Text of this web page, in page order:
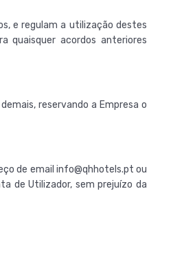
e regulam a utilização destes
quaisquer acordos anteriores
reservando a Empresa o
de email info@qhhotels.pt ou
de Utilizador, sem prejuízo da